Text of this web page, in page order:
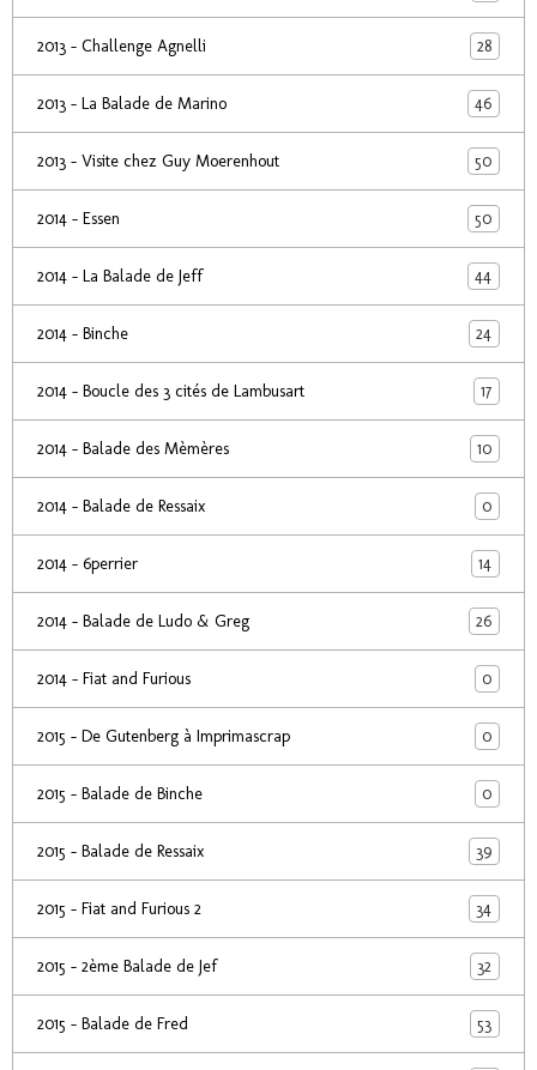
2013 - Challenge Agnelli 28
2013 - La Balade de Marino 46
2013 - Visite chez Guy Moerenhout 50
2014 - Essen 50
2014 - La Balade de Jeff 44
2014 - Binche 24
2014 - Boucle des 3 cités de Lambusart 17
2014 - Balade des Mèmères 10
2014 - Balade de Ressaix 0
2014 - 6perrier 14
2014 - Balade de Ludo & Greg 26
2014 - Fiat and Furious 0
2015 - De Gutenberg à Imprimascrap 0
2015 - Balade de Binche 0
2015 - Balade de Ressaix 39
2015 - Fiat and Furious 2 34
2015 - 2ème Balade de Jef 32
2015 - Balade de Fred 53